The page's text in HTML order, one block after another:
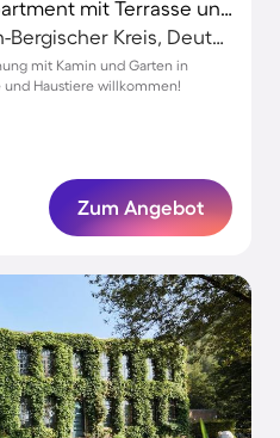
Kinderfreundliches Apartment mit Terrasse und Garten | Haustiere sind willkommen
Odenthal, Rheinisch-Bergischer Kreis, Deutschland
mit Kamin und Garten in
und Haustiere willkommen!
Zum Angebot